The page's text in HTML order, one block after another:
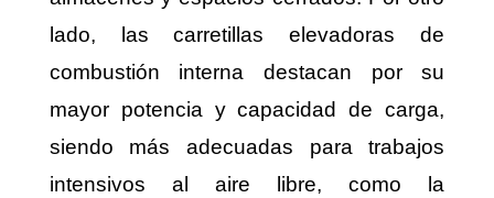
lado, las carretillas elevadoras de
combustión interna destacan por su
mayor potencia y capacidad de carga,
siendo más adecuadas para trabajos
intensivos al aire libre, como la